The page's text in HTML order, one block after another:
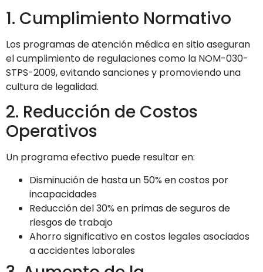
1. Cumplimiento Normativo
Los programas de atención médica en sitio aseguran
el cumplimiento de regulaciones como la NOM-030-
STPS-2009, evitando sanciones y promoviendo una
cultura de legalidad.
2. Reducción de Costos
Operativos
Un programa efectivo puede resultar en:
Disminución de hasta un 50% en costos por
incapacidades
Reducción del 30% en primas de seguros de
riesgos de trabajo
Ahorro significativo en costos legales asociados
a accidentes laborales